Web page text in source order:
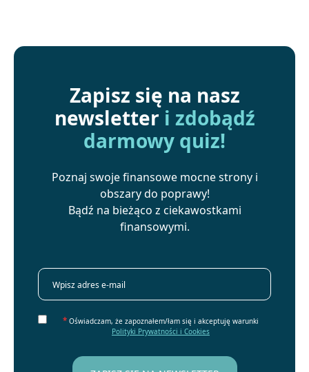
Zapisz się na nasz
newsletter i zdobądź
darmowy quiz!
Poznaj swoje finansowe mocne strony i
obszary do poprawy!
Bądź na bieżąco z ciekawostkami
finansowymi.
* Oświadczam, że zapoznałem/łam się i akceptuję warunki
Polityki Prywatności i Cookies